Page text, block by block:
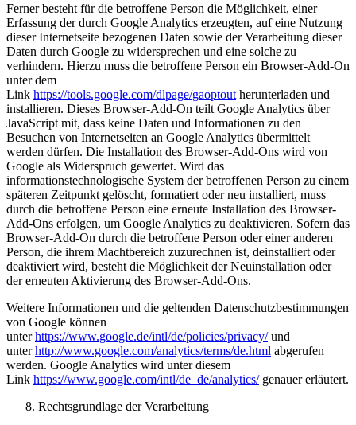
Ferner besteht für die betroffene Person die Möglichkeit, einer
Erfassung der durch Google Analytics erzeugten, auf eine Nutzung
dieser Internetseite bezogenen Daten sowie der Verarbeitung dieser
Daten durch Google zu widersprechen und eine solche zu
verhindern. Hierzu muss die betroffene Person ein Browser-Add-On
unter dem
Link https://tools.google.com/dlpage/gaoptout herunterladen und
installieren. Dieses Browser-Add-On teilt Google Analytics über
JavaScript mit, dass keine Daten und Informationen zu den
Besuchen von Internetseiten an Google Analytics übermittelt
werden dürfen. Die Installation des Browser-Add-Ons wird von
Google als Widerspruch gewertet. Wird das
informationstechnologische System der betroffenen Person zu einem
späteren Zeitpunkt gelöscht, formatiert oder neu installiert, muss
durch die betroffene Person eine erneute Installation des Browser-
Add-Ons erfolgen, um Google Analytics zu deaktivieren. Sofern das
Browser-Add-On durch die betroffene Person oder einer anderen
Person, die ihrem Machtbereich zuzurechnen ist, deinstalliert oder
deaktiviert wird, besteht die Möglichkeit der Neuinstallation oder
der erneuten Aktivierung des Browser-Add-Ons.
Weitere Informationen und die geltenden Datenschutzbestimmungen
von Google können
unterhttps://www.google.de/intl/de/policies/privacy/und
unterhttp://www.google.com/analytics/terms/de.html abgerufen
werden. Google Analytics wird unter diesem
Link https://www.google.com/intl/de_de/analytics/genauer erläutert.
Rechtsgrundlage der Verarbeitung